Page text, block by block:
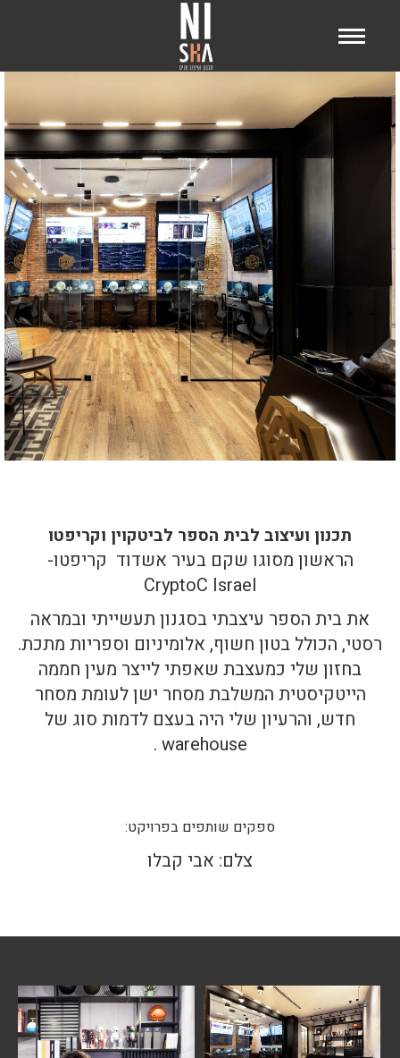
תכנון ועיצוב לבית הספר לביטקוין וקריפטו
הראשון מסוגו שקם בעיר אשדוד קריפטו-
CryptoC Israel
את בית הספר עיצבתי בסגנון תעשייתי ובמראה
רסטי, הכולל בטון חשוף, אלומיניום וספריות מתכת.
בחזון שלי כמעצבת שאפתי לייצר מעין חממה
הייטקיסטית המשלבת מסחר ישן לעומת מסחר
חדש, והרעיון שלי היה בעצם לדמות סוג של
warehouse .
ספקים שותפים בפרויקט:
צלם: אבי קבלו